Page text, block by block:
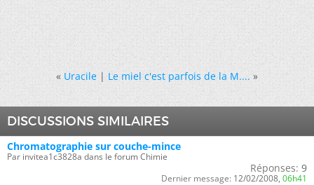
« Uracile|Le miel c'est parfois de la M.... »
DISCUSSIONS SIMILAIRES
Chromatographie sur couche-mince
Par invitea1c3828a dans le forum Chimie
Réponses: 9
Dernier message: 12/02/2008, 06h41